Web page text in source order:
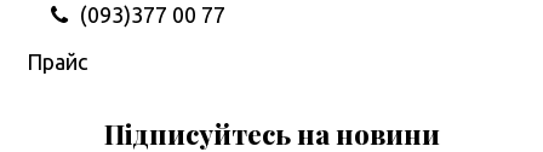
(093)377 00 77
Прайс
Підписуйтесь на новини